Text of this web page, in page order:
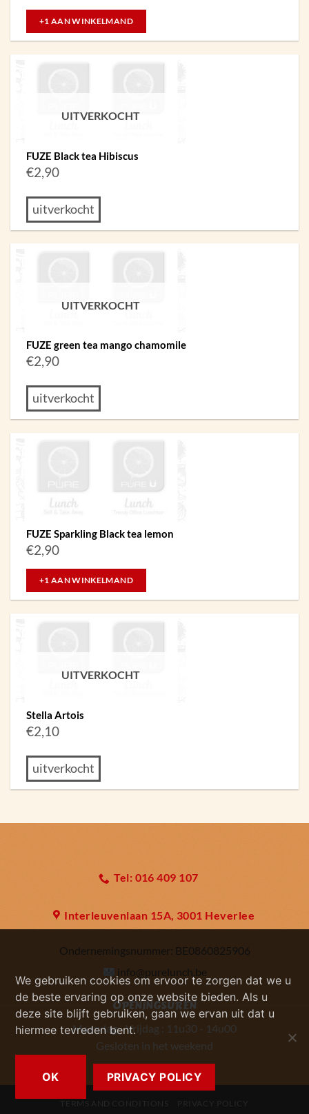
+1 AAN WINKELMAND
UITVERKOCHT
FUZE Black tea Hibiscus
€2,90
uitverkocht
UITVERKOCHT
FUZE green tea mango chamomile
€2,90
uitverkocht
FUZE Sparkling Black tea lemon
€2,90
+1 AAN WINKELMAND
UITVERKOCHT
Stella Artois
€2,10
uitverkocht
Tel: 016 409 107
Interleuvenlaan 15A, 3001 Heverlee
Ondernemingsnummer: BE0860825906
info@purelunch.be
OPENINGSUREN
Maandag - Vrijdag : 11u30 - 14u00
Gesloten in het weekend
We gebruiken cookies om ervoor te zorgen dat we u
de beste ervaring op onze website bieden. Als u
deze site blijft gebruiken, gaan we ervan uit dat u
hiermee tevreden bent.
OK PRIVACY POLICY